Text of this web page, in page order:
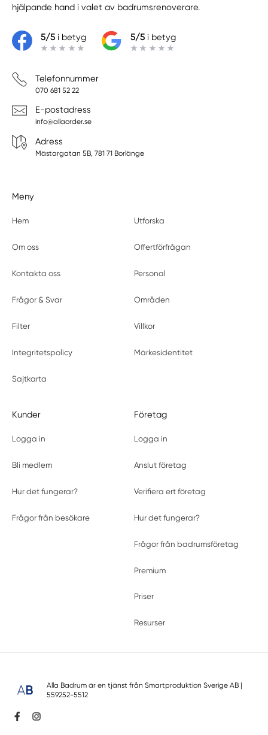
hjälpande hand i valet av badrumsrenoverare.
5/5i betyg 5/5i betyg
Telefonnummer
070 681 52 22
E-postadress
info@allaorder.se
Adress
Mästargatan 5B, 781 71 Borlänge
Meny
Hem Utforska
Om oss Offertförfrågan
Kontakta oss Personal
Frågor & Svar Områden
Filter Villkor
Integritetspolicy Märkesidentitet
Sajtkarta
Kunder
Logga in
Bli medlem
Hur det fungerar?
Frågor från besökare
Företag
Logga in
Anslut företag
Verifiera ert företag
Hur det fungerar?
Frågor från badrumsföretag
Premium
Priser
Resurser
Alla Badrum är en tjänst från Smartproduktion Sverige AB|
559252-5512